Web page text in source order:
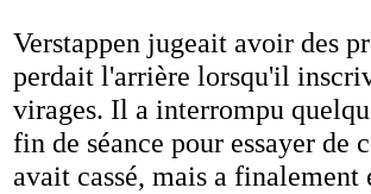
Verstappen jugeait avoir des
perdait l'arrière lorsqu'il
virages. Il a interrompu
fin de séance pour essayer de
avait cassé, mais a finalement